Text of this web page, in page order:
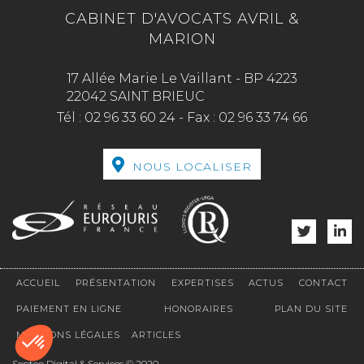
CABINET D'AVOCATS AVRIL &
MARION
17 Allée Marie Le Vaillant - BP 4223
22042 SAINT BRIEUC
Tél : 02 96 33 60 24 - Fax : 02 96 33 74 66
NOUS LOCALISER
ACCUEIL PRÉSENTATION EXPERTISES ACTUS CONTACT
PAIEMENT EN LIGNE HONORAIRES PLAN DU SITE
MENTIONS LÉGALES ARTICLES